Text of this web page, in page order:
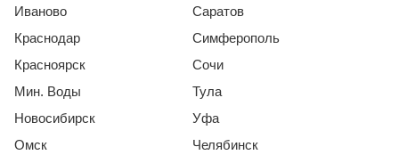
Иваново
Краснодар
Красноярск
Мин. Воды
Новосибирск
Омск
Саратов
Симферополь
Сочи
Тула
Уфа
Челябинск